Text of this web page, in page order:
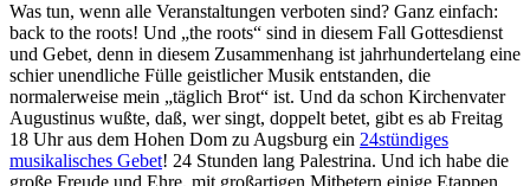
Was tun, wenn alle Veranstaltungen verboten sind? Ganz einfach:
back to the roots! Und „the roots“ sind in diesem Fall Gottesdienst
und Gebet, denn in diesem Zusammenhang ist jahrhundertelang eine
schier unendliche Fülle geistlicher Musik entstanden, die
normalerweise mein „täglich Brot“ ist. Und da schon Kirchenvater
Augustinus wußte, daß, wer singt, doppelt betet, gibt es ab Freitag
18 Uhr aus dem Hohen Dom zu Augsburg ein 24stündiges
musikalisches Gebet! 24 Stunden lang Palestrina. Und ich habe die